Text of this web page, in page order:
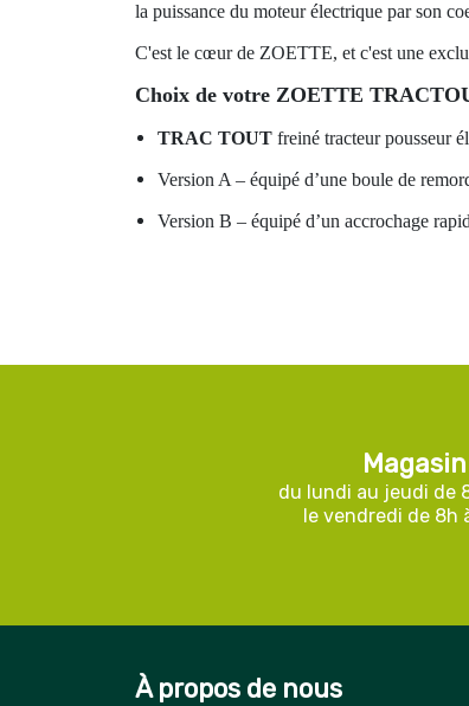
la puissance du moteur électrique par son
C'est le cœur de ZOETTE, et c'est une
Choix de votre ZOETTE
TRAC TOUTfreiné tracteur pousseur
Version A – équipé d’une boule de
Version B – équipé d’un accrochage
du lundi au jeudi de
le vendredi de 8h
À propos de nous